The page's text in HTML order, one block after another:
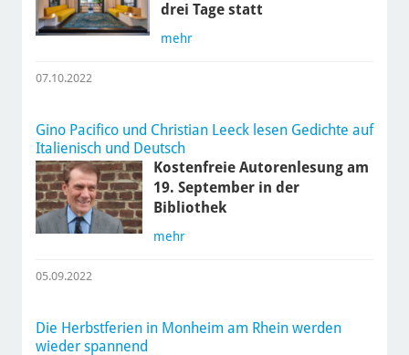
drei Tage statt
mehr
07.10.2022
Gino Pacifico und Christian Leeck lesen Gedichte auf
Italienisch und Deutsch
Kostenfreie Autorenlesung am
19. September in der
Bibliothek
mehr
05.09.2022
Die Herbstferien in Monheim am Rhein werden
wieder spannend